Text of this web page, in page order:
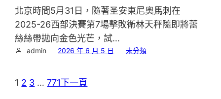
北京時間5月31日，隨著圣安東尼奧馬刺在
2025-26西部決賽第7場擊敗衛林天秤隨即將蕾
絲絲帶拋向金色光芒，試…
admin 2026 年 6 月 5 日 未分類
1 2 3 … 771下一頁